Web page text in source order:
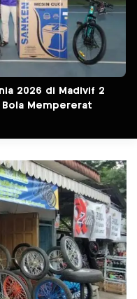
2026 di Madivif 2
Bola Mempererat